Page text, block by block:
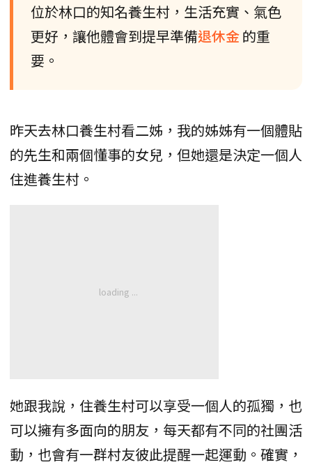
位於林口的知名養生村，生活充實、氣色
更好，讓他體會到提早準備退休金的重
要。
昨天去林口養生村看二姊，我的姊姊有一個體貼
的先生和兩個懂事的女兒，但她還是決定一個人
住進養生村。
她跟我說，住養生村可以享受一個人的孤獨，也
可以擁有多面向的朋友，每天都有不同的社團活
動，也會有一群村友彼此提醒一起運動。確實，